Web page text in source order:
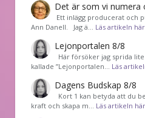
Det är som vi numera
Ett inlägg producerat och
Ann Danell. Jag ä… Läs artikeln här
Lejonportalen 8/8
Här försöker jag sprida
kallade ”Lejonportalen… Läs
Dagens Budskap 8/8
Kort 1 kan betyda att du
kraft och skapa m… Läs artikeln här